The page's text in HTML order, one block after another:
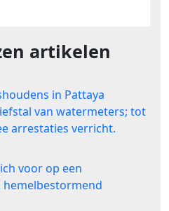
artikelen
in Pattaya
van watermeters; tot
arrestaties verricht.
voor op een